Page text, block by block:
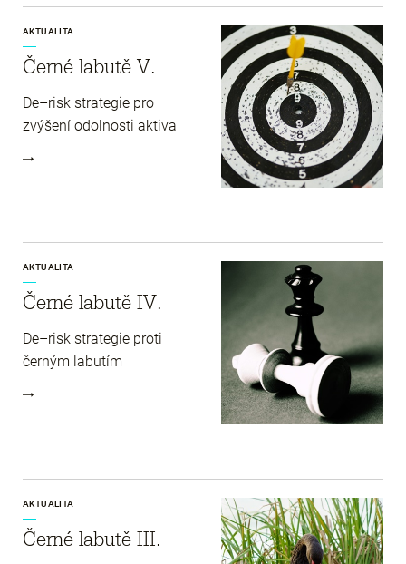
AKTUALITA
Černé labutě V.
De–risk strategie pro
zvýšení odolnosti aktiva
AKTUALITA
Černé labutě IV.
De–risk strategie proti
černým labutím
AKTUALITA
Černé labutě III.